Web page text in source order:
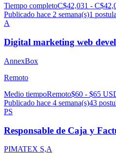
Tiempo completoC$42,031 -
Publicado hace 2 semana(s)1
A
Digital marketing web
AnnexBox
Remoto
Medio tiempoRemoto$60 - $65
Publicado hace 4 semana(s)43
PS
Responsable de Caja y
PIMATEX S,A